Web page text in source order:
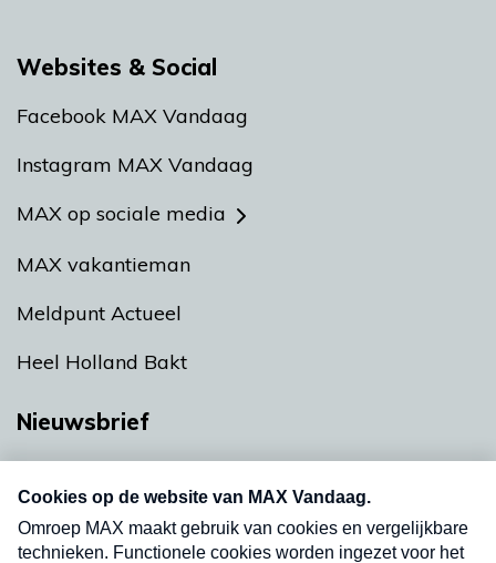
Websites & Social
Facebook MAX Vandaag
Instagram MAX Vandaag
MAX op sociale media
MAX vakantieman
Meldpunt Actueel
Heel Holland Bakt
Nieuwsbrief
nieuwsbrief. Elke vrijdag- en dinsdagochtend in
uw mailbox.